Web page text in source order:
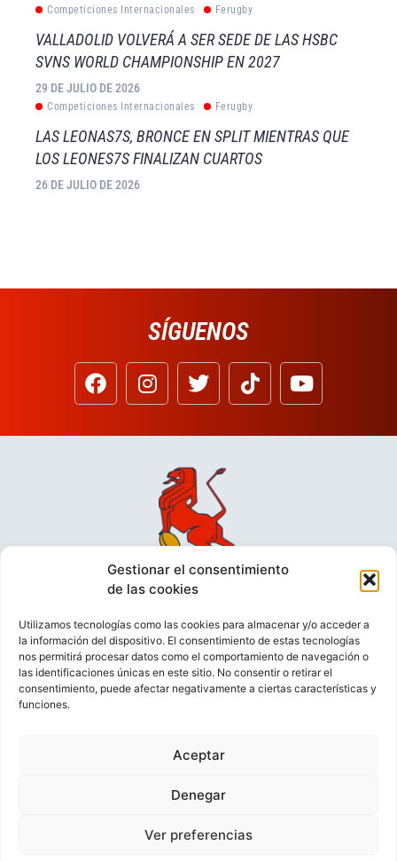
Gestionar el consentimiento
de las cookies
Utilizamos tecnologías como las cookies para almacenar y/o acceder a
la información del dispositivo. El consentimiento de estas tecnologías
nos permitirá procesar datos como el comportamiento de navegación o
las identificaciones únicas en este sitio. No consentir o retirar el
consentimiento, puede afectar negativamente a ciertas características y
funciones.
Aceptar
Denegar
Ver preferencias
Competiciones Internacionales Ferugby
VALLADOLID VOLVERÁ A SER SEDE DE LAS HSBC
SVNS WORLD CHAMPIONSHIP EN 2027
29 DE JULIO DE 2026
Competiciones Internacionales Ferugby
LAS LEONAS7S, BRONCE EN SPLIT MIENTRAS QUE
LOS LEONES7S FINALIZAN CUARTOS
26 DE JULIO DE 2026
SÍGUENOS
VIDEOCONFERENCIAS
POLÍTICA DE PRIVACIDAD
CONTACTO
© FEDERACIÓN ESPAÑOLA DE RUGBY 2023.